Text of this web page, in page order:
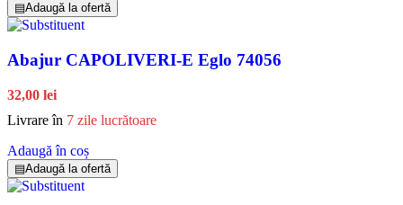
▤Adaugă la ofertă
Abajur CAPOLIVERI-E Eglo 74056
32,00 lei
Livrare în 7 zile lucrătoare
Adaugă în coș
▤Adaugă la ofertă